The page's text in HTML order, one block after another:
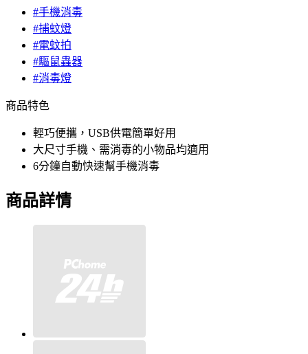
#手機消毒
#捕蚊燈
#電蚊拍
#驅鼠蟲器
#消毒燈
商品特色
輕巧便攜，USB供電簡單好用
大尺寸手機、需消毒的小物品均適用
6分鐘自動快速幫手機消毒
商品詳情